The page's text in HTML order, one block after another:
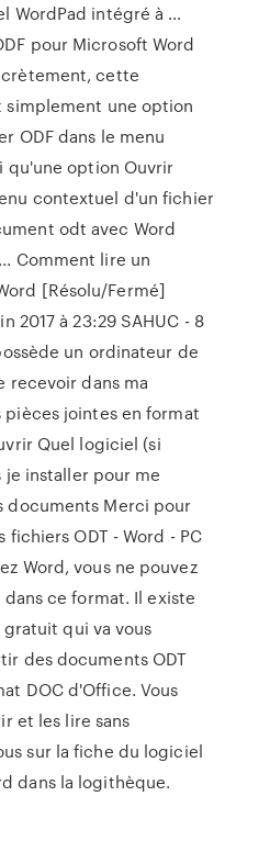
WordPad intégré à …
pour Microsoft Word
cette
une option
ODF dans le menu
qu'une option Ouvrir
contextuel d'un fichier
odt avec Word
Comment lire un
[Résolu/Fermé]
2017 à 23:29 SAHUC - 8
un ordinateur de
recevoir dans ma
pièces jointes en format
Quel logiciel (si
installer pour me
Merci pour
ODT - Word - PC
Word, vous ne pouvez
ce format. Il existe
qui va vous
des documents ODT
DOC d'Office. Vous
et les lire sans
sur la fiche du logiciel
dans la logithèque.